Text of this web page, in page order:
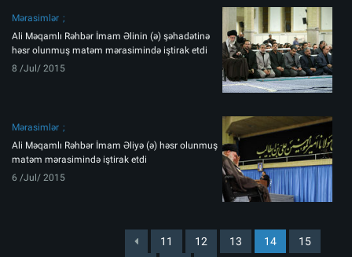
Mərasimlər
Ali Məqamlı Rəhbər İmam Əlinin (ə) şəhadətinə
həsr olunmuş matəm mərasimində iştirak etdi
8 /Jul/ 2015
Mərasimlər
Ali Məqamlı Rəhbər İmam Əliyə (ə) həsr olunmuş
matəm mərasimində iştirak etdi
6 /Jul/ 2015
11 12 13 14
15